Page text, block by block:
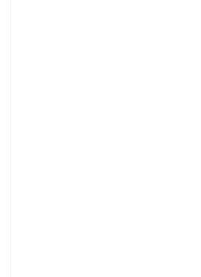
углекислотного
соответствующего
в условиях движения, вибрации